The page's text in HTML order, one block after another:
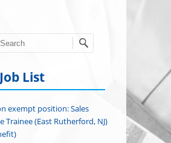
List
exempt position: Sales
Trainee (East Rutherford, NJ)